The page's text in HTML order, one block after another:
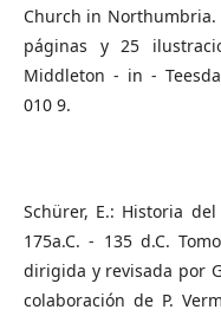
Church in Northumbria.
páginas y 25
Middleton - in -
010 9.
Schürer, E.: Historia
175a.C. - 135 d.C.
dirigida y revisada por
colaboración de P.